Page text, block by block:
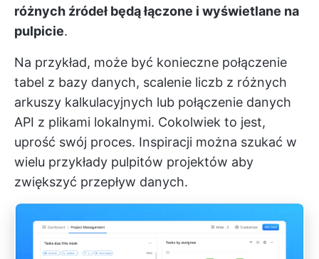
różnych źródeł będą łączone i wyświetlane na
pulpicie.
Na przykład, może być konieczne połączenie
tabel z bazy danych, scalenie liczb z różnych
arkuszy kalkulacyjnych lub połączenie danych
API z plikami lokalnymi. Cokolwiek to jest,
uprość swój proces. Inspiracji można szukać w
wielu przykłady pulpitów projektów aby
zwiększyć przepływ danych.